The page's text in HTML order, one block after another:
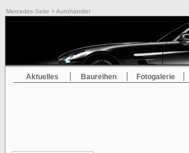
Mercedes-Seite > Autohändler
Aktuelles Baureihen Fotogalerie